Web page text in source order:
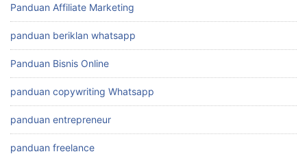
Panduan Affiliate Marketing
panduan beriklan whatsapp
Panduan Bisnis Online
panduan copywriting Whatsapp
panduan entrepreneur
panduan freelance